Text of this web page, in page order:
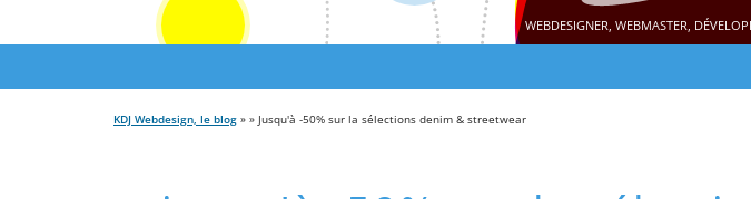
WEBDESIGNER, WEBMASTER,
KDJ Webdesign, le blog » » Jusqu'à -50% sur la sélections denim & streetwear